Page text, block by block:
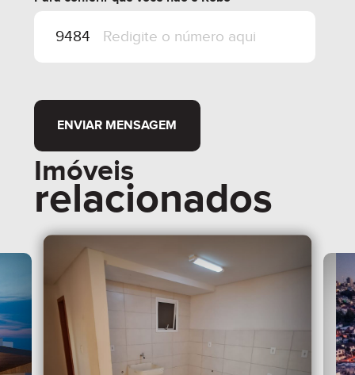
ENVIAR MENSAGEM
Imóveis
relacionados